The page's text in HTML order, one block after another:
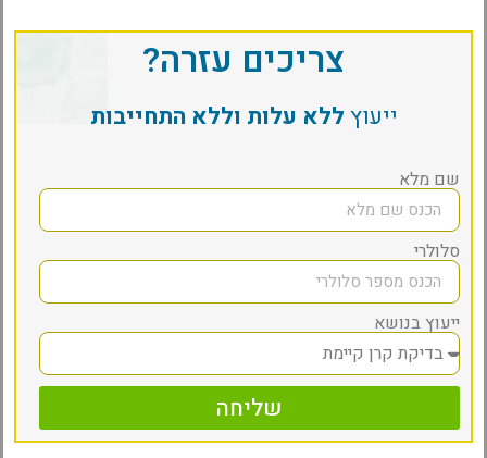
צריכים עזרה?
ייעוץללא עלות וללא התחייבות
שם מלא
סלולרי
ייעוץ בנושא
שליחה